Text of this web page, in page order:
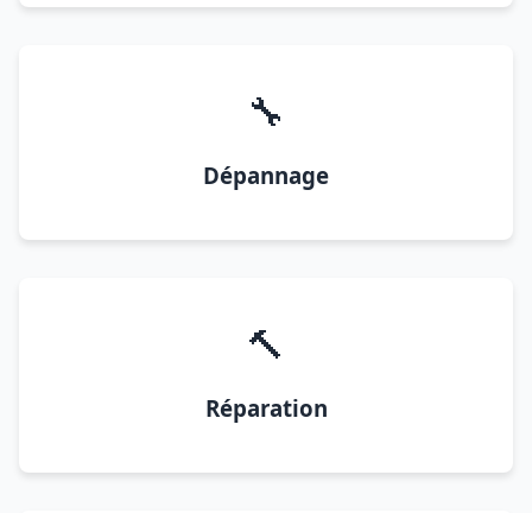
🔧
Dépannage
🔨
Réparation